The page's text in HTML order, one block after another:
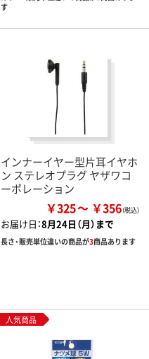
す
インナーイヤー型片耳イヤホ
ン ステレオプラグ ヤザワコ
ーポレーション
￥325 ￥356
お届け日：8月24日（月）まで
長さ・販売単位違いの商品が3商品あります
人気商品